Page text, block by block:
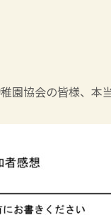
協会の皆様、本